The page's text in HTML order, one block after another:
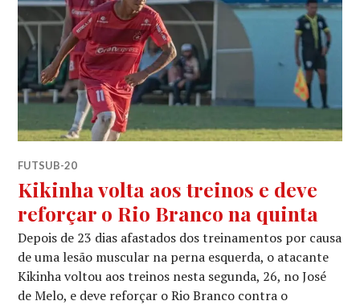
FUTSUB-20
Kikinha volta aos treinos e deve
reforçar o Rio Branco na quinta
Depois de 23 dias afastados dos treinamentos por causa
de uma lesão muscular na perna esquerda, o atacante
Kikinha voltou aos treinos nesta segunda, 26, no José
de Melo, e deve reforçar o Rio Branco contra o